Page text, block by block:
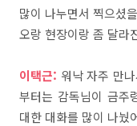
많이 나누면서 찍으셨을
오랑 현장이랑 좀 달라
이택근: 워낙 자주 만
부터는 감독님이 금주
대한 대화를 많이 나눴